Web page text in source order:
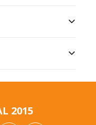
2015